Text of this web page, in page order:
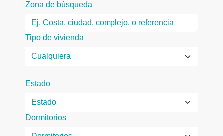
Zona de búsqueda
Tipo de vivienda
Estado
Dormitorios